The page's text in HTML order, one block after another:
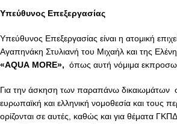
Υπεύθυνος Επεξεργασίας
Υπεύθυνος Επεξεργασίας είναι η ατομική
Αγαπηνάκη Στυλιανή του Μιχαήλ και της
«AQUA MORE», όπως αυτή νόμιμα
Για την άσκηση των παραπάνω δικαιωμάτων
ευρωπαϊκή και ελληνική νομοθεσία και τους
ορίζονται σε αυτές, καθώς και για θέματα